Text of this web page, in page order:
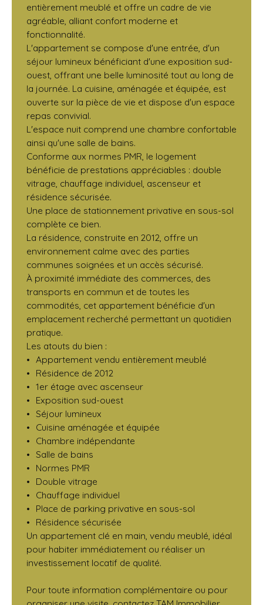
entièrement meublé et offre un cadre de vie
agréable, alliant confort moderne et
fonctionnalité.
L'appartement se compose d'une entrée, d'un
séjour lumineux bénéficiant d'une exposition sud-
ouest, offrant une belle luminosité tout au long de
la journée. La cuisine, aménagée et équipée, est
ouverte sur la pièce de vie et dispose d'un espace
repas convivial.
L'espace nuit comprend une chambre confortable
ainsi qu'une salle de bains.
Conforme aux normes PMR, le logement
bénéficie de prestations appréciables : double
vitrage, chauffage individuel, ascenseur et
résidence sécurisée.
Une place de stationnement privative en sous-sol
complète ce bien.
La résidence, construite en 2012, offre un
environnement calme avec des parties
communes soignées et un accès sécurisé.
À proximité immédiate des commerces, des
transports en commun et de toutes les
commodités, cet appartement bénéficie d'un
emplacement recherché permettant un quotidien
pratique.
Les atouts du bien :
Appartement vendu entièrement meublé
Résidence de 2012
1er étage avec ascenseur
Exposition sud-ouest
Séjour lumineux
Cuisine aménagée et équipée
Chambre indépendante
Salle de bains
Normes PMR
Double vitrage
Chauffage individuel
Place de parking privative en sous-sol
Résidence sécurisée
Un appartement clé en main, vendu meublé, idéal
pour habiter immédiatement ou réaliser un
investissement locatif de qualité.
Pour toute information complémentaire ou pour